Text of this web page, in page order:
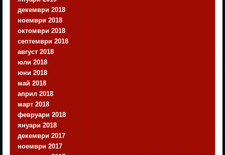
декември 2018
ноември 2018
октомври 2018
септември 2018
август 2018
юли 2018
юни 2018
май 2018
април 2018
март 2018
февруари 2018
януари 2018
декември 2017
ноември 2017